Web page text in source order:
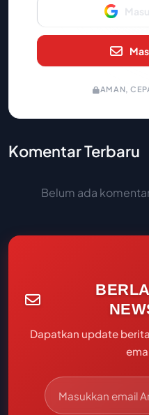
AMAN,
Komentar Terbaru
Belum ada
Dapatkan update